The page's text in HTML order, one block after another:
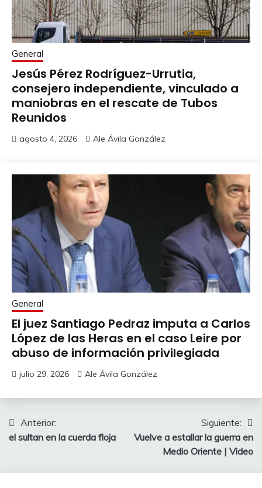
General
Jesús Pérez Rodríguez-Urrutia,
consejero independiente, vinculado a
maniobras en el rescate de Tubos
Reunidos
agosto 4, 2026 Ale Ávila González
General
El juez Santiago Pedraz imputa a Carlos
López de las Heras en el caso Leire por
abuso de información privilegiada
julio 29, 2026 Ale Ávila González
Navegación
de
Anterior:
el sultan en la cuerda floja
Siguiente:
Vuelve a estallar la guerra en
Medio Oriente | Video